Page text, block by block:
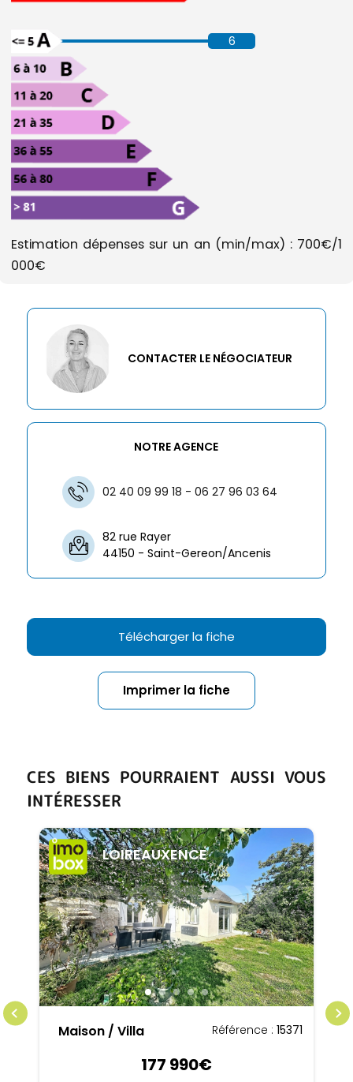
6
Estimation dépenses sur un an (min/max) : 700€/1
000€
CONTACTER LE NÉGOCIATEUR
NOTRE AGENCE
02 40 09 99 18 - 06 27 96 03 64
82 rue Rayer
44150 - Saint-Gereon/Ancenis
Télécharger la fiche
Imprimer la fiche
CES BIENS POURRAIENT AUSSI VOUS
INTÉRESSER
LOIREAUXENCE
Maison / Villa Référence :15371
177 990€